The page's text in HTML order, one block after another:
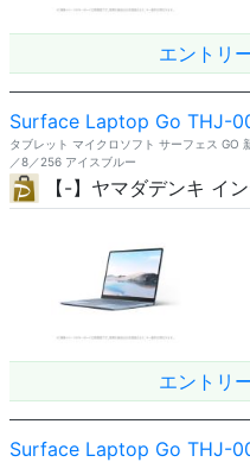
エントリ
Surface Laptop Go THJ-
タブレット マイクロソフト サーフェス
／8／256 アイスブルー
【-】ヤマダデンキ イ
エントリ
Surface Laptop Go THJ-